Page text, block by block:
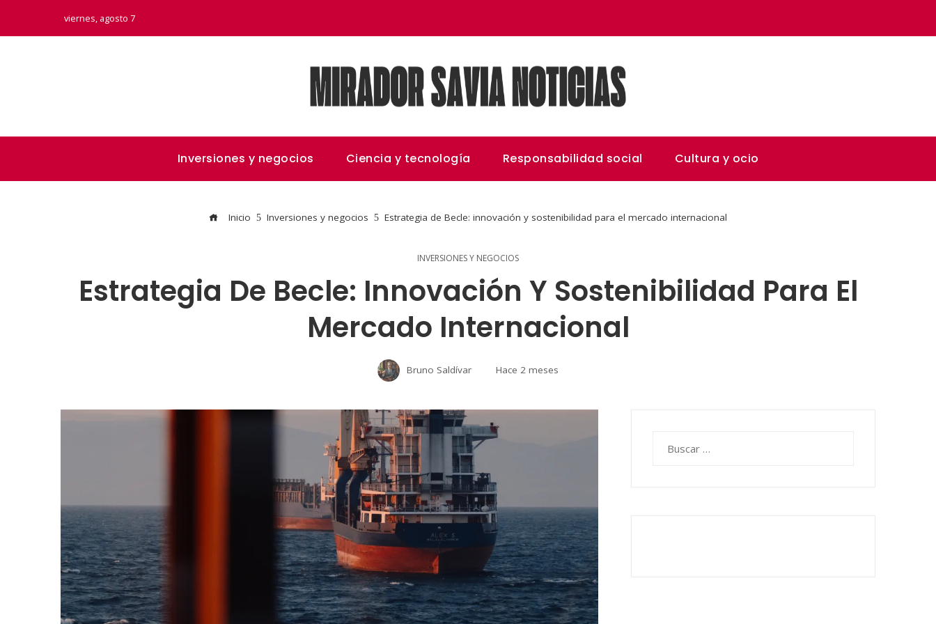
viernes, agosto 7
Inversiones y negocios Ciencia y tecnología Responsabilidad social Cultura y ocio
Inicio Inversiones y negocios Estrategia de Becle: innovación y sostenibilidad para el mercado internacional
INVERSIONES Y NEGOCIOS
Estrategia De Becle: Innovación Y Sostenibilidad Para El
Mercado Internacional
Bruno Saldívar Hace 2 meses